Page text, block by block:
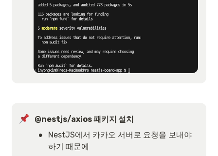
@nestjs/axios 패키지 설치
•
NestJS에서 카카오 서버로 요청을 보내야
하기 때문에